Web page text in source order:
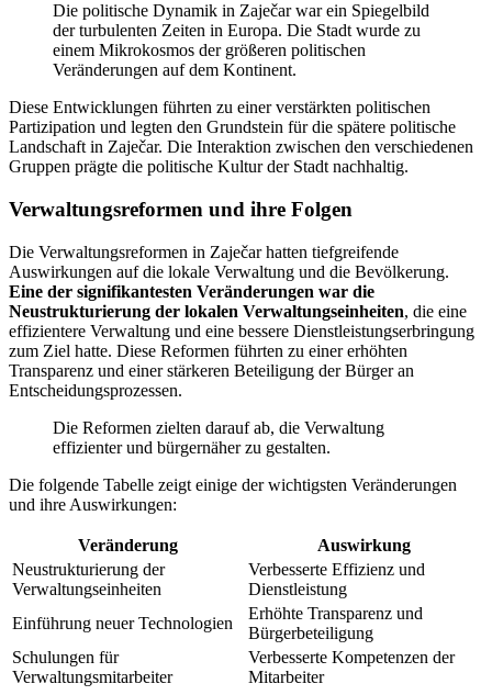
Die politische Dynamik in Zaječar war ein Spiegelbild
der turbulenten Zeiten in Europa. Die Stadt wurde zu
einem Mikrokosmos der größeren politischen
Veränderungen auf dem Kontinent.
Diese Entwicklungen führten zu einer verstärkten politischen
Partizipation und legten den Grundstein für die spätere politische
Landschaft in Zaječar. Die Interaktion zwischen den verschiedenen
Gruppen prägte die politische Kultur der Stadt nachhaltig.
Verwaltungsreformen und ihre Folgen
Die Verwaltungsreformen in Zaječar hatten tiefgreifende
Auswirkungen auf die lokale Verwaltung und die Bevölkerung.
Eine der signifikantesten Veränderungen war die
Neustrukturierung der lokalen Verwaltungseinheiten, die eine
effizientere Verwaltung und eine bessere Dienstleistungserbringung
zum Ziel hatte. Diese Reformen führten zu einer erhöhten
Transparenz und einer stärkeren Beteiligung der Bürger an
Entscheidungsprozessen.
Die Reformen zielten darauf ab, die Verwaltung
effizienter und bürgernäher zu gestalten.
Die folgende Tabelle zeigt einige der wichtigsten Veränderungen
und ihre Auswirkungen:
Veränderung
Auswirkung
Neustrukturierung der
Verwaltungseinheiten
Verbesserte Effizienz und
Dienstleistung
Einführung neuer Technologien
Erhöhte Transparenz und
Bürgerbeteiligung
Schulungen für
Verwaltungsmitarbeiter
Verbesserte Kompetenzen der
Mitarbeiter